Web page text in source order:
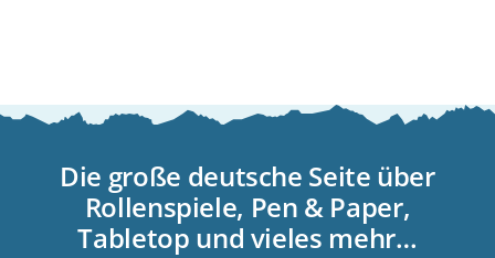
Die große deutsche Seite über
Rollenspiele, Pen & Paper,
Tabletop und vieles mehr…